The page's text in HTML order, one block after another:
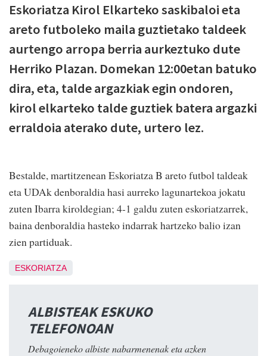
Eskoriatza Kirol Elkarteko saskibaloi eta
areto futboleko maila guztietako taldeek
aurtengo arropa berria aurkeztuko dute
Herriko Plazan. Domekan 12:00etan batuko
dira, eta, talde argazkiak egin ondoren,
kirol elkarteko talde guztiek batera argazki
erraldoia aterako dute, urtero lez.
Bestalde, martitzenean Eskoriatza B areto futbol taldeak
eta UDAk denboraldia hasi aurreko lagunartekoa jokatu
zuten Ibarra kiroldegian; 4-1 galdu zuten eskoriatzarrek,
baina denboraldia hasteko indarrak hartzeko balio izan
zien partiduak.
ESKORIATZA
ALBISTEAK ESKUKO
TELEFONOAN
Debagoieneko albiste nabarmenenak eta azken